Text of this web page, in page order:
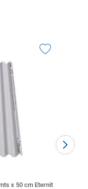
x 50 cm Eternit